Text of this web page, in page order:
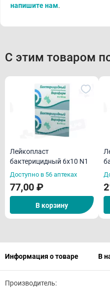
напишите нам.
С этим товаром
Лейкопласт
бактерицидный 6х10 N1
Доступно в 56 аптеках
77,00 ₽
В корзину
Информация о товаре В
Производитель: